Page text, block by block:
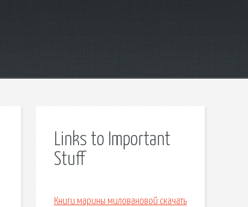
Links to Important
Stuff
Книги марины миловановой скачать